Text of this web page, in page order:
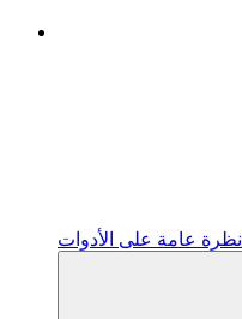
نظرة عامة على الأدوات